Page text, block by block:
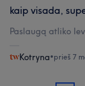
kaip visada,
Paslaugą atliko
Kotryna•prieš 7